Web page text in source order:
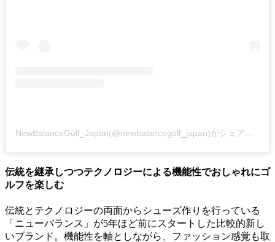
NewBalanceGolf_Japan(@newbalancegolf_japan)がシェアした投稿
伝統を継承しつつテクノロジーによる機能性でおしゃれにゴ
ルフを楽しむ
伝統とテクノロジーの両面からシューズ作りを行っている
「ニューバランス」が5年ほど前にスタートした比較的新し
いブランド。機能性を軸としながら、ファッション感覚も取